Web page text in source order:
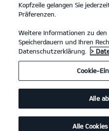
Kopfzeile gelangen Sie
Präferenzen.
Weitere Informationen zu
Speicherdauern und Ihren
Datenschutzerklärung.
>
Cookie-
Alle
Alle